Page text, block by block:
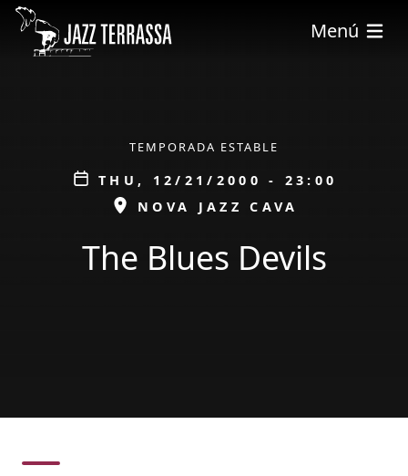
Skip to main content
Menú
TEMPORADA ESTABLE
Data
THU, 12/21/2000 - 23:00
ESPAI
NOVA JAZZ CAVA
The Blues Devils
Concert